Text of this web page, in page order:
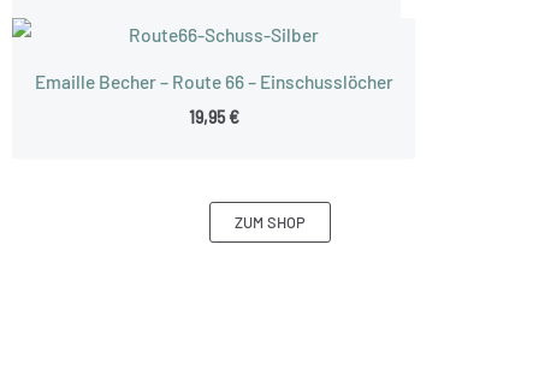
Emaille Becher – Route 66 – Einschusslöcher
19,95€
ZUM SHOP